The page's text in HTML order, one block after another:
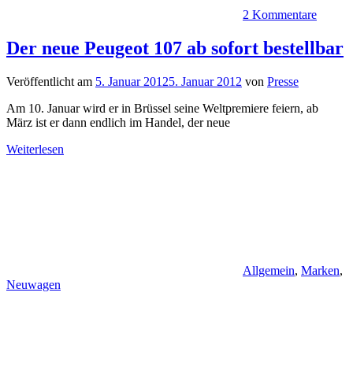
2 Kommentare
Der neue Peugeot 107 ab sofort bestellbar
Veröffentlicht am 5. Januar 20125. Januar 2012 von Presse
Am 10. Januar wird er in Brüssel seine Weltpremiere feiern, ab
März ist er dann endlich im Handel, der neue
Weiterlesen
Allgemein, Marken,
Neuwagen